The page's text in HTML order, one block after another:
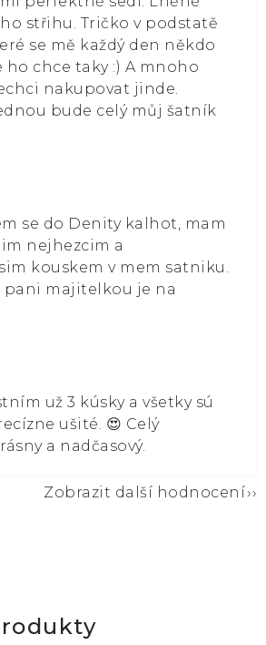
střihu. Tričko v podstatě
se mě každý den někdo
ho chce taky :) A mnoho
nakupovat jinde.
bude celý můj šatník
je 5 z 5 hvězdiček.
se do Denity kalhot, mam
nejhezcim a
kouskem v mem satniku.
pani majitelkou je na
je 5 z 5 hvězdiček.
už 3 kúsky a všetky sú
ušité. 😍 Celý
a nadčasový.
Zobrazit další hodnocení